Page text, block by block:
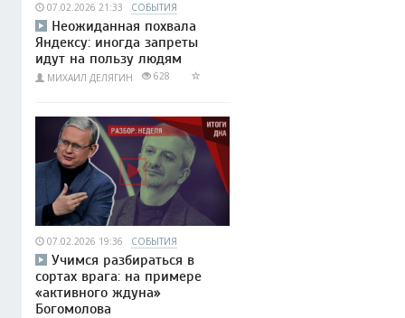
07.02.2026 21:33 СОБЫТИЯ
Неожиданная похвала
Яндексу: иногда запреты
идут на пользу людям
МИХАИЛ ДЕЛЯГИН 628
07.02.2026 19:36 СОБЫТИЯ
Учимся разбираться в
сортах врага: на примере
«активного ждуна»
Богомолова